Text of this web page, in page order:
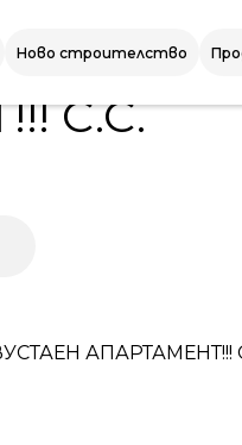
Ново строителство
С.С.